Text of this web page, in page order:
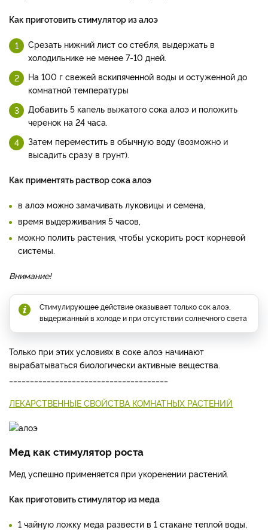
Как приготовить стимулятор из алоэ
Срезать нижний лист со стебля, выдержать в
холодильнике не менее 7-10 дней.
На 100 г свежей вскипяченной воды и остуженной до
комнатной температуры
Добавить 5 капель выжатого сока алоэ и положить
черенок на 24 часа.
Затем переместить в обычную воду (возможно и
высадить сразу в грунт).
Как приментять раствор сока алоэ
в алоэ можно замачивать луковицы и семена,
время выдерживания 5 часов,
можно полить растения, чтобы ускорить рост корневой
системы.
Внимание!
Стимулирующее действие оказывает только сок алоэ,
выдержанный в холоде и при отсутствии солнечного света
Только при этих условиях в соке алоэ начинают
вырабатываться биологически активные вещества.
ЛЕКАРСТВЕННЫЕ СВОЙСТВА КОМНАТНЫХ РАСТЕНИЙ
Мед как стимулятор роста
Мед успешно применяется при укоренении растений.
Как приготовить стимулятор из меда
1 чайную ложку меда развести в 1 стакане теплой воды,